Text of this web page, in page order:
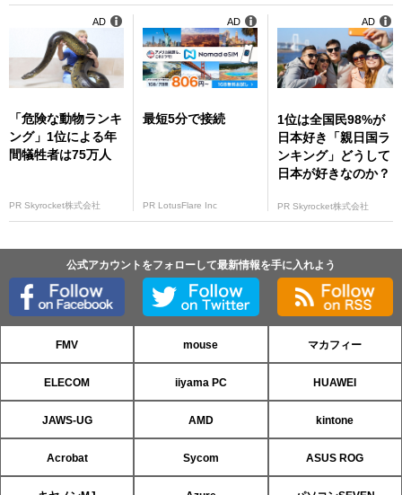
始
「危険な動物ランキ
ング」1位による年
間犠牲者は75万人
PR Skyrocket株式会社
AD
最短5分で接続
PR LotusFlare Inc
AD
1位は全国民98%が
日本好き「親日国ラ
ンキング」どうして
日本が好きなのか？
PR Skyrocket株式会社
AD
公式アカウントをフォローして最新情報を手に入れよう
FMV mouse マカフィー
ELECOM iiyama PC HUAWEI
JAWS-UG AMD kintone
Acrobat Sycom ASUS ROG